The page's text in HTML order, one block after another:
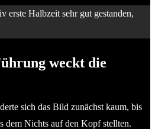
erste Halbzeit sehr gut gestanden,
weckt die
sich das Bild zunächst kaum, bis
dem Nichts auf den Kopf stellten.